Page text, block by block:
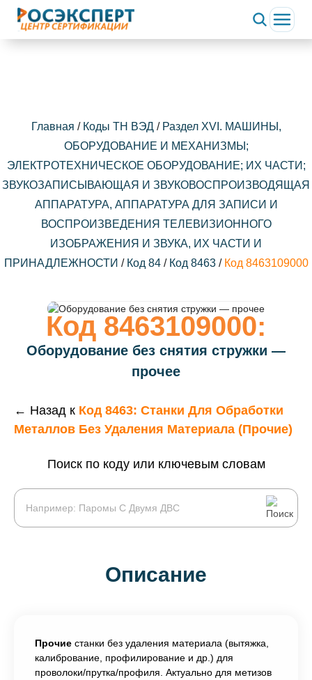
Главная / Коды ТН ВЭД/ Раздел XVI. МАШИНЫ,
ОБОРУДОВАНИЕ И МЕХАНИЗМЫ;
ЭЛЕКТРОТЕХНИЧЕСКОЕ ОБОРУДОВАНИЕ; ИХ ЧАСТИ;
ЗВУКОЗАПИСЫВАЮЩАЯ И ЗВУКОВОСПРОИЗВОДЯЩАЯ
АППАРАТУРА, АППАРАТУРА ДЛЯ ЗАПИСИ И
ВОСПРОИЗВЕДЕНИЯ ТЕЛЕВИЗИОННОГО
ИЗОБРАЖЕНИЯ И ЗВУКА, ИХ ЧАСТИ И
ПРИНАДЛЕЖНОСТИ / Код 84 / Код 8463 / Код 8463109000
Код 8463109000:
Оборудование без снятия стружки —
прочее
← Назад к Код 8463: Станки Для Обработки
Металлов Без Удаления Материала (прочие)
Поиск по коду или ключевым словам
Описание
Прочие станки без удаления материала (вытяжка,
калибрование, профилирование и др.) для
проволоки/прутка/профиля. Актуально для метизов